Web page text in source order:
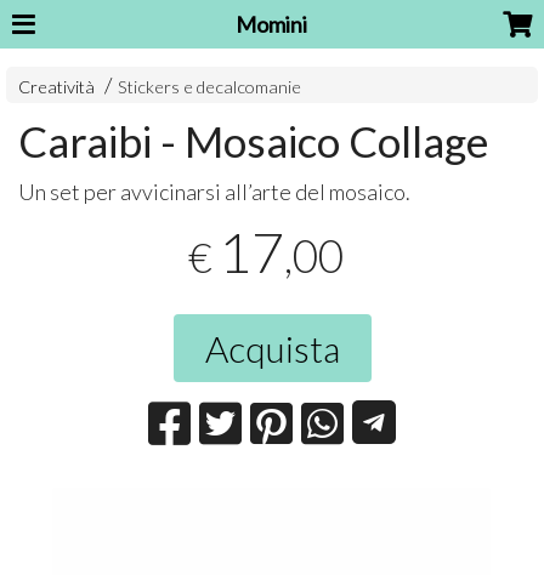
Momini
Creatività Stickers e decalcomanie
Caraibi - Mosaico Collage
Un set per avvicinarsi all’arte del mosaico.
€ 17,00
Acquista